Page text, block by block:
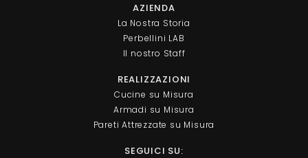
AZIENDA
La Nostra Storia
Perbellini LAB
Il nostro Staff
REALIZZAZIONI
Cucine su Misura
Armadi su Misura
Pareti Attrezzate su Misura
SEGUICI SU: